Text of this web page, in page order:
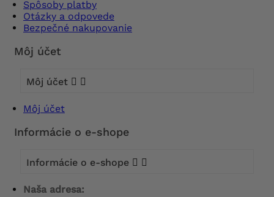
Spôsoby platby
Otázky a odpovede
Bezpečné nakupovanie
Môj účet
Môj účet  
Môj účet
Informácie o e-shope
Informácie o e-shope  
Naša adresa: